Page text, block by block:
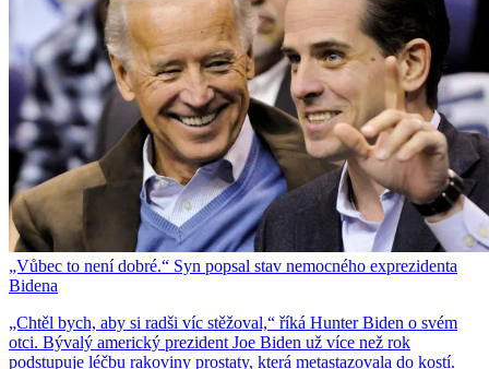
„Vůbec to není dobré.“ Syn popsal stav nemocného exprezidenta
Bidena
„Chtěl bych, aby si radši víc stěžoval,“ říká Hunter Biden o svém
otci. Bývalý americký prezident Joe Biden už více než rok
podstupuje léčbu rakoviny prostaty, která metastazovala do kostí.